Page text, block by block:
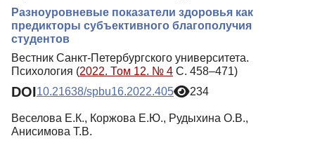
Разноуровневые показатели здоровья как
предикторы субъективного благополучия
студентов
Вестник Санкт-Петербургского университета.
Психология (2022. Том 12. № 4 С. 458–471)
DOI10.21638/spbu16.2022.405 234
Веселова Е.К., Коржова Е.Ю., Рудыхина О.В.,
Анисимова Т.В.